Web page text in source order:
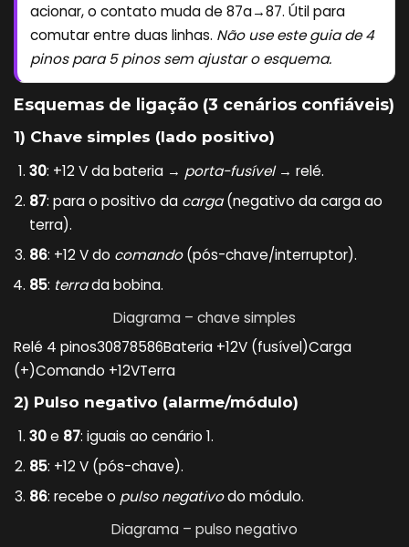
acionar, o contato muda de 87a→87. Útil para
comutar entre duas linhas. Não use este guia de 4
pinos para 5 pinos sem ajustar o esquema.
Esquemas de ligação (3 cenários confiáveis)
1) Chave simples (lado positivo)
30: +12 V da bateria → porta-fusível→ relé.
87: para o positivo da carga(negativo da carga ao
terra).
86: +12 V do comando(pós-chave/interruptor).
85: terrada bobina.
Diagrama – chave simples
Relé 4 pinos30878586Bateria +12V (fusível)Carga
(+)Comando +12VTerra
2) Pulso negativo (alarme/módulo)
30e 87: iguais ao cenário 1.
85: +12 V (pós-chave).
86: recebe o pulso negativodo módulo.
Diagrama – pulso negativo